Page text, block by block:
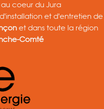
au coeur du Jura
et d'entretien de
et dans toute la région
Comté